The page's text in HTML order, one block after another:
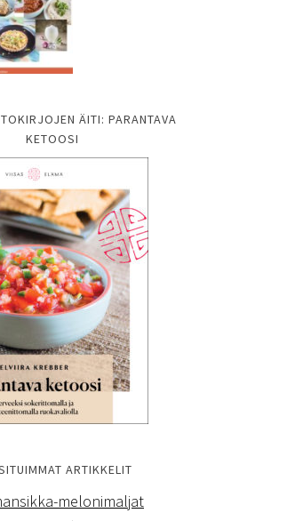
ÄITI: PARANTAVA
KETOOSI
ARTIKKELIT
melonimaljat